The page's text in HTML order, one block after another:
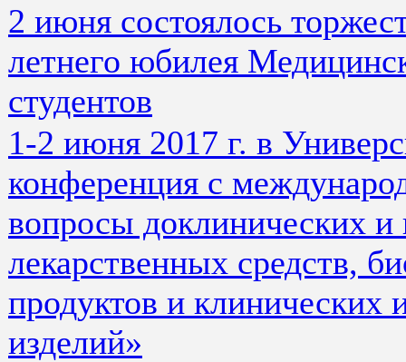
2 июня состоялось
летнего юбилея
студентов
1-2 июня 2017 г. в
конференция с
вопросы доклинических и
лекарственных средств,
продуктов и клинических
изделий»